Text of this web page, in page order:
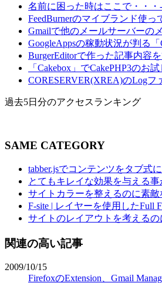
名前に困った時はここで・・・-
FeedBurnerのマイブランド使っ
Gmailで他のメールサーバーの
GoogleAppsの稼動状況が判る「
BurgerEditorで作った記事内容
「Cakebox」でCakePHP3のお
CORESERVER(XREA)のLog
過去5日分のアクセスランキング
SAME CATEGORY
tabber.jsでコンテンツをタブ式
とてもキレイな効果を与える事
サイトカラーを整えるのに素敵
F-site | レイヤーを使用したFull
サイトのレイアウトを考えるの
関連の高い記事
2009/10/15
FirefoxのExtension、Gmail